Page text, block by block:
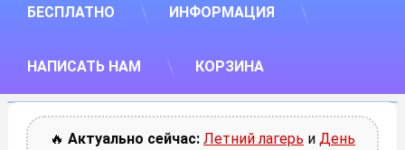
БЕСПЛАТНО ИНФОРМАЦИЯ
НАПИСАТЬ НАМ КОРЗИНА
🔥 Актуально сейчас: Летний лагерь и День